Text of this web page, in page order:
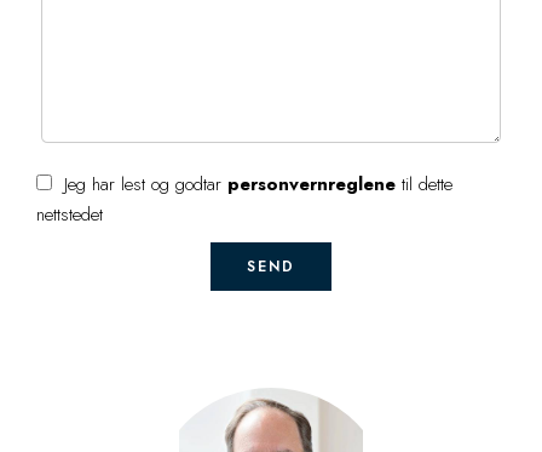
Jeg har lest og godtar personvernreglene til dette
nettstedet
SEND